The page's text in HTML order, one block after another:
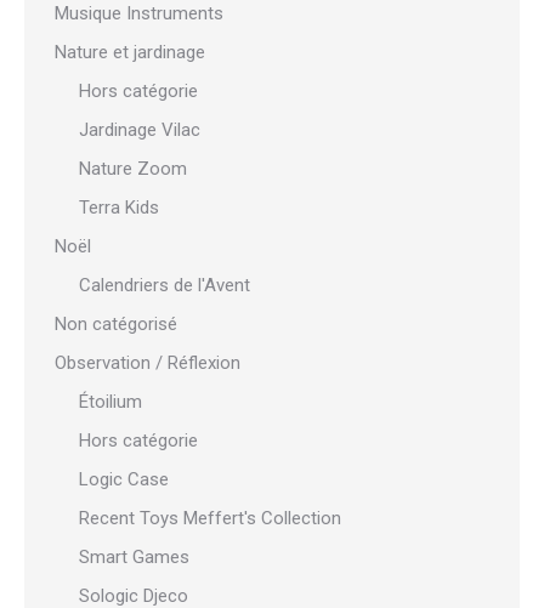
Musique Instruments
Nature et jardinage
Hors catégorie
Jardinage Vilac
Nature Zoom
Terra Kids
Noël
Calendriers de l'Avent
Non catégorisé
Observation / Réflexion
Étoilium
Hors catégorie
Logic Case
Recent Toys Meffert's Collection
Smart Games
Sologic Djeco